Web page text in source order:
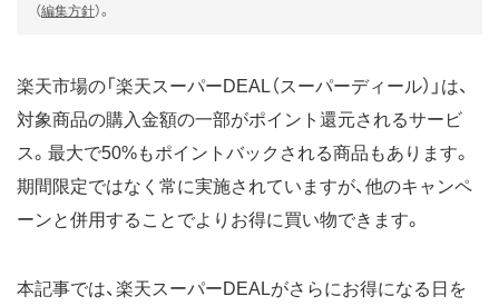
（編集方針）。
楽天市場の「楽天スーパーDEAL（スーパーディール）」は、
対象商品の購入金額の一部がポイント還元されるサービ
ス。最大で50%もポイントバックされる商品もあります。
期間限定ではなく常に実施されていますが、他のキャンペ
ーンと併用することでよりお得に買い物できます。
本記事では、楽天スーパーDEALがさらにお得になる日を